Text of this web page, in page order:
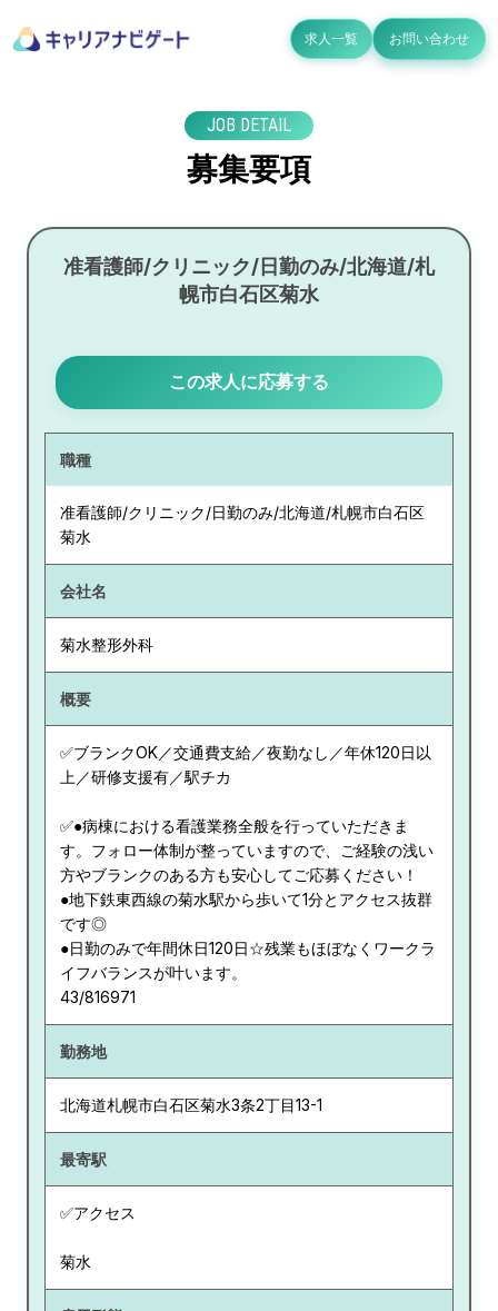
求人一覧 お問い合わせ
JOB DETAIL
募集要項
准看護師/クリニック/日勤のみ/北海道/札
幌市白石区菊水
この求人に応募する
職種
准看護師/クリニック/日勤のみ/北海道/札幌市白石区
菊水
会社名
菊水整形外科
概要
✅ブランクOK／交通費支給／夜勤なし／年休120日以
上／研修支援有／駅チカ
✅●病棟における看護業務全般を行っていただきま
す。フォロー体制が整っていますので、ご経験の浅い
方やブランクのある方も安心してご応募ください！
●地下鉄東西線の菊水駅から歩いて1分とアクセス抜群
です◎
●日勤のみで年間休日120日☆残業もほぼなくワークラ
イフバランスが叶います。
43/816971
勤務地
北海道札幌市白石区菊水3条2丁目13-1
最寄駅
✅アクセス
菊水